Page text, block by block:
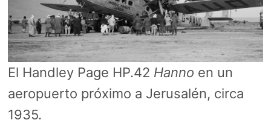
El Handley Page HP.42 Hanno en un
aeropuerto próximo a Jerusalén, circa
1935.